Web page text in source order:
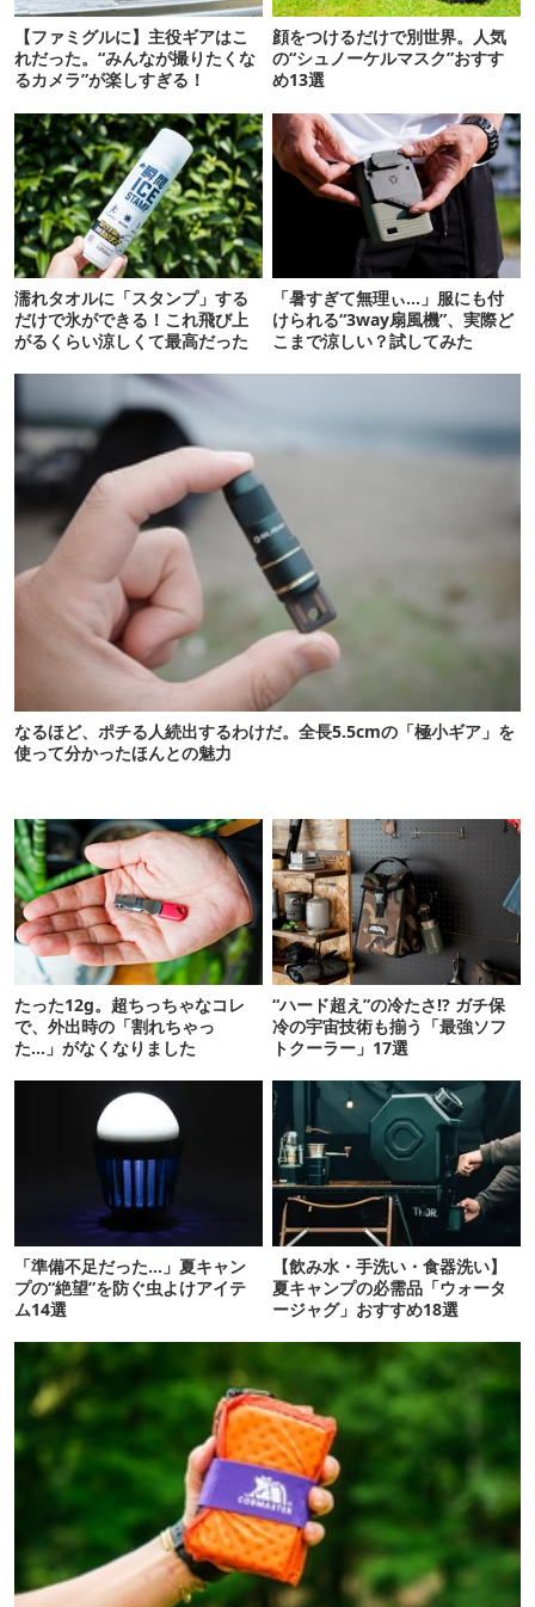
【ファミグルに】主役ギアはこ
れだった。“みんなが撮りたくな
るカメラ”が楽しすぎる！
顔をつけるだけで別世界。人気
の“シュノーケルマスク”おすす
め13選
濡れタオルに「スタンプ」する
だけで氷ができる！これ飛び上
がるくらい涼しくて最高だった
「暑すぎて無理ぃ…」服にも付
けられる“3way扇風機”、実際ど
こまで涼しい？試してみた
なるほど、ポチる人続出するわけだ。全長5.5cmの「極小ギア」を
使って分かったほんとの魅力
たった12g。超ちっちゃなコレ
で、外出時の「割れちゃっ
た…」がなくなりました
“ハード超え”の冷たさ!? ガチ保
冷の宇宙技術も揃う「最強ソフ
トクーラー」17選
「準備不足だった…」夏キャン
プの“絶望”を防ぐ虫よけアイテ
ム14選
【飲み水・手洗い・食器洗い】
夏キャンプの必需品「ウォータ
ージャグ」おすすめ18選